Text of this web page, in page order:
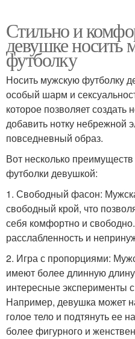
Стильно и
девушке носить
футболку
Носить мужскую футболку
особый шарм и
которое позволяет создать
добавить нотку небрежной
повседневный образ.
Вот несколько
футболки девушкой:
1. Свободный фасон:
свободный крой, что
себя комфортно и
расслабленность и
2. Игра с пропорциями:
имеют более длинную
интересные эксперименты
Например, девушка может
голое тело и подтянуть ее
более фигурного и